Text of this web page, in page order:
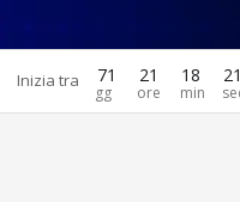
Inizia tra 71 21 18 20